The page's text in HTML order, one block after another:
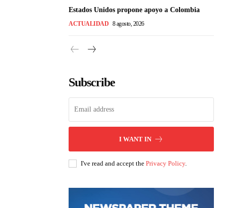
Estados Unidos propone apoyo a Colombia
ACTUALIDAD 8 agosto, 2026
Subscribe
I WANT IN
I've read and accept the Privacy Policy.